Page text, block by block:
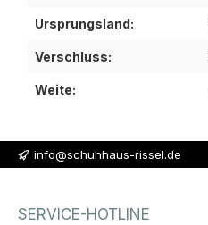
Ursprungsland:
Verschluss:
Weite:
info@schuhhaus-rissel.de
SERVICE-HOTLINE